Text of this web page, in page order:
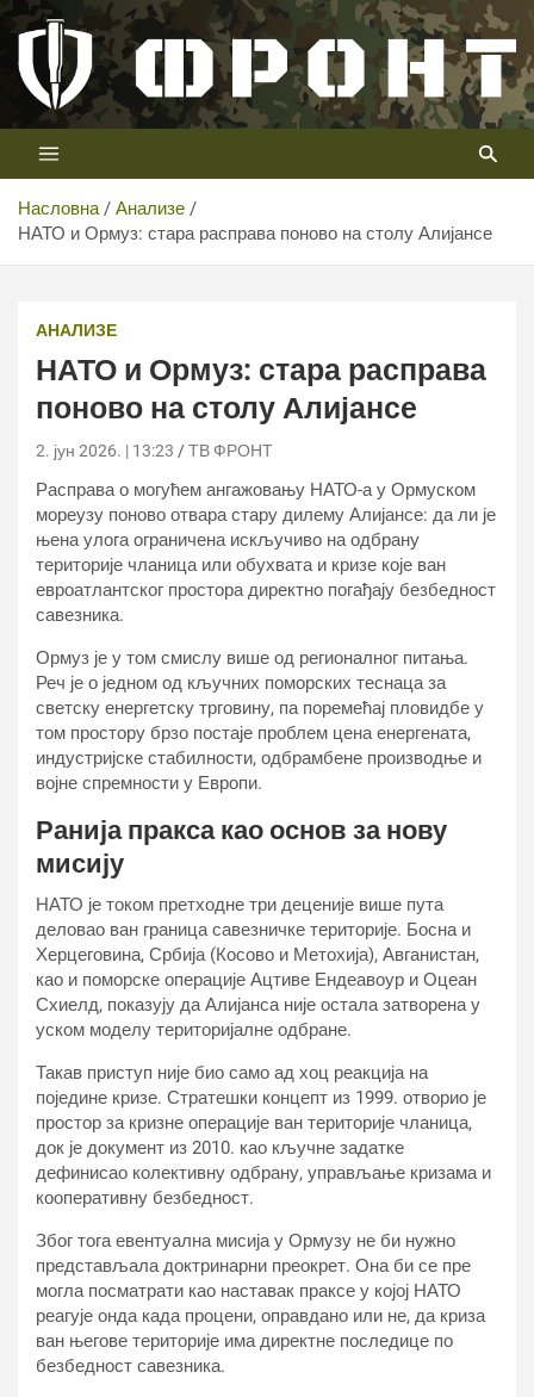
Скип
цонтент
Телевизија ФРОНТ
Први војни канал у Србији
Насловна
Анализе
НАТО и Ормуз: стара расправа поново на столу Алијансе
АНАЛИЗЕ
НАТО и Ормуз: стара расправа
поново на столу Алијансе
2. јун 2026. | 13:23 ТВ ФРОНТ
Расправа о могућем ангажовању НАТО-а у Ормуском
мореузу поново отвара стару дилему Алијансе: да ли је
њена улога ограничена искључиво на одбрану
територије чланица или обухвата и кризе које ван
евроатлантског простора директно погађају безбедност
савезника.
Ормуз је у том смислу више од регионалног питања.
Реч је о једном од кључних поморских теснаца за
светску енергетску трговину, па поремећај пловидбе у
том простору брзо постаје проблем цена енергената,
индустријске стабилности, одбрамбене производње и
војне спремности у Европи.
Ранија пракса као основ за нову
мисију
НАТО је током претходне три деценије више пута
деловао ван граница савезничке територије. Босна и
Херцеговина, Србија (Косово и Метохија), Авганистан,
као и поморске операције Ацтиве Ендеавоур и Оцеан
Схиелд, показују да Алијанса није остала затворена у
уском моделу територијалне одбране.
Такав приступ није био само ад хоц реакција на
поједине кризе. Стратешки концепт из 1999. отворио је
простор за кризне операције ван територије чланица,
док је документ из 2010. као кључне задатке
дефинисао колективну одбрану, управљање кризама и
кооперативну безбедност.
Због тога евентуална мисија у Ормузу не би нужно
представљала доктринарни преокрет. Она би се пре
могла посматрати као наставак праксе у којој НАТО
реагује онда када процени, оправдано или не, да криза
ван његове територије има директне последице по
безбедност савезника.